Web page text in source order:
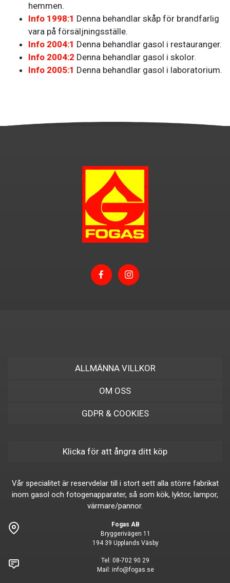
hemmen.
Info 1998:1 Denna behandlar skåp för brandfarlig
vara på försäljningsställe.
Info 2004:1 Denna behandlar gasol i restauranger.
Info 2004:2 Denna behandlar gasol i skolor.
Info 2005:1 Denna behandlar gasol i laboratorium.
ALLMÄNNA VILLKOR
OM OSS
GDPR & COOKIES
Klicka för att ångra ditt köp
Vår specialitet är reservdelar till i stort sett alla större fabrikat
inom gasol och fotogenapparater, så som kök, lyktor, lampor,
värmare/pannor.
Fogas AB
Bryggerivägen 11
194 39 Upplands Väsby
Tel: 08-702 90 29
Mail: info@fogas.se